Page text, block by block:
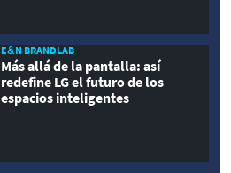
E&N BRANDLAB
Más allá de la pantalla: así
redefine LG el futuro de los
espacios inteligentes